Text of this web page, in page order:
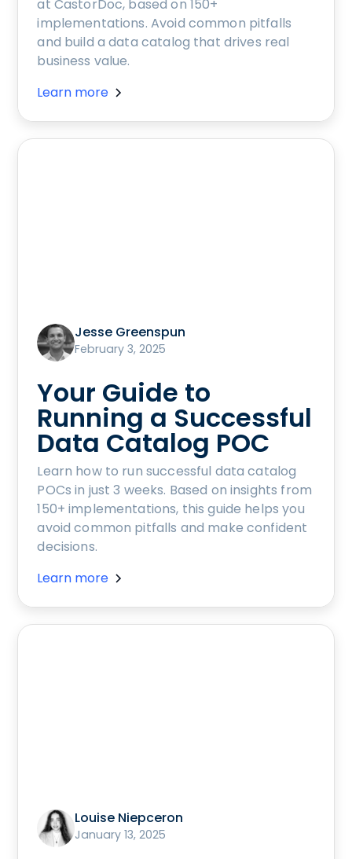
at CastorDoc, based on 150+
implementations. Avoid common pitfalls
and build a data catalog that drives real
business value.
Learn more
Jesse Greenspun
February 3, 2025
Your Guide to
Running a Successful
Data Catalog POC
Learn how to run successful data catalog
POCs in just 3 weeks. Based on insights from
150+ implementations, this guide helps you
avoid common pitfalls and make confident
decisions.
Learn more
Louise Niepceron
January 13, 2025